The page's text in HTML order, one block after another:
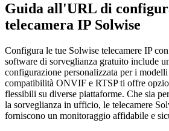
Guida all'URL di
telecamera IP Solwise
Configura le tue Solwise telecamere IP
software di sorveglianza gratuito include
configurazione personalizzata per i
compatibilità ONVIF e RTSP ti offre
flessibili su diverse piattaforme. Che sia
la sorveglianza in ufficio, le telecamere
forniscono un monitoraggio affidabile e